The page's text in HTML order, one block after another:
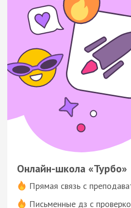
Онлайн-школа «Турбо»
Прямая связь с
Письменные дз с